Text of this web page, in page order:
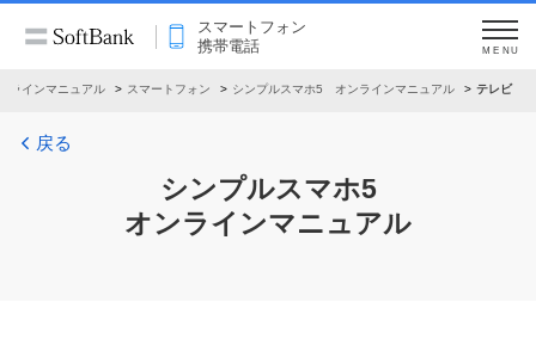
スマートフォン
携帯電話
MENU
ラインマニュアル スマートフォン シンプルスマホ5 オンラインマニュアル テレビ
戻る
シンプルスマホ5
オンラインマニュアル